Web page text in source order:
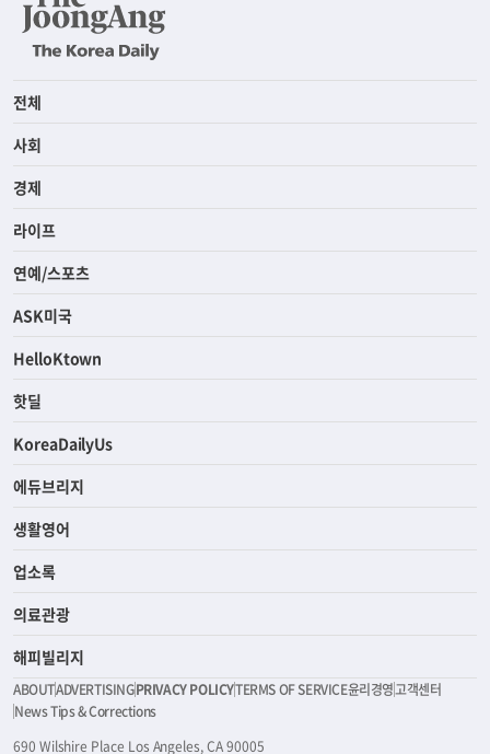
전체
사회
경제
라이프
연예/스포츠
ASK미국
HelloKtown
핫딜
KoreaDailyUs
에듀브리지
생활영어
업소록
의료관광
해피빌리지
ABOUTADVERTISINGPRIVACY POLICYTERMS OF SERVICE윤리경영고객센터
News Tips & Corrections
690 Wilshire Place Los Angeles, CA 90005